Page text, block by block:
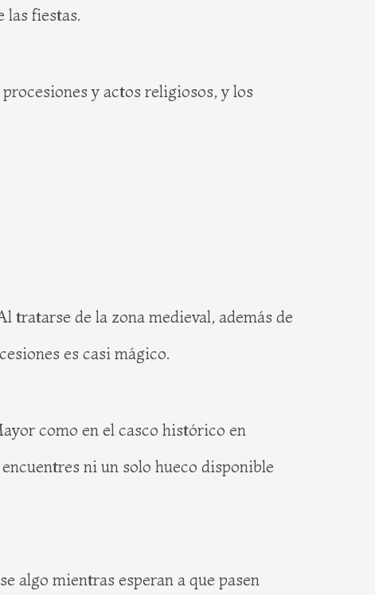
las fiestas.
y actos religiosos, y los
tratarse de la zona medieval, además de
es casi mágico.
como en el casco histórico en
ni un solo hueco disponible
algo mientras esperan a que pasen